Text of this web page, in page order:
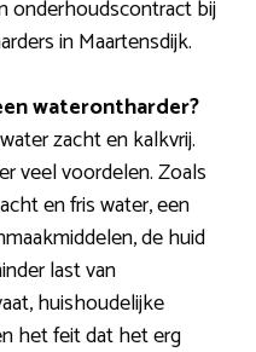
onderhoudscontract bij
in Maartensdijk.
waterontharder?
zacht en kalkvrij.
veel voordelen. Zoals
en fris water, een
de huid
last van
huishoudelijke
het feit dat het erg